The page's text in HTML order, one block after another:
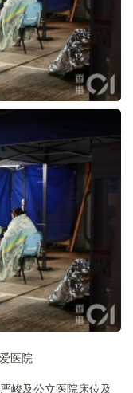
医院
峻及公立医院床位及